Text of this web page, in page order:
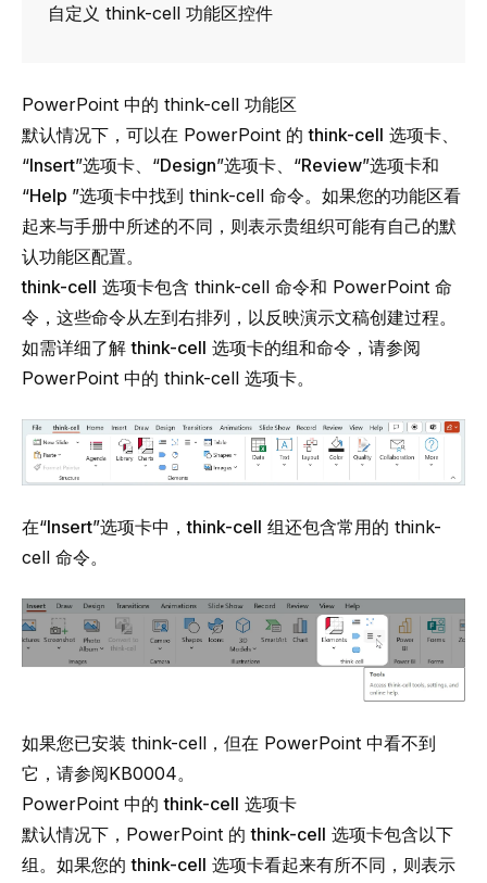
自定义 think-cell 功能区控件
PowerPoint 中的 think-cell 功能区
默认情况下，可以在 PowerPoint 的think-cell 选项卡、
“Insert”选项卡、“Design”选项卡、“Review”选项卡和
“Help ”选项卡中找到 think-cell 命令。如果您的功能区看
起来与手册中所述的不同，则表示贵组织可能有自己的默
认功能区配置。
think-cell 选项卡包含 think-cell 命令和 PowerPoint 命
令，这些命令从左到右排列，以反映演示文稿创建过程。
如需详细了解think-cell 选项卡的组和命令，请参阅
PowerPoint 中的 think-cell 选项卡。
在“Insert”选项卡中，think-cell 组还包含常用的 think-
cell 命令。
如果您已安装 think-cell ，但在 PowerPoint 中看不到
它，请参阅KB0004。
PowerPoint 中的think-cell 选项卡
默认情况下，PowerPoint 的think-cell 选项卡包含以下
组。如果您的think-cell 选项卡看起来有所不同，则表示